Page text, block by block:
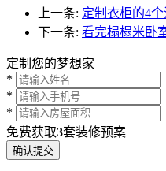
上一条: 定制衣柜的4
下一条: 看完榻榻米卧
定制您的梦想家
*
*
*
免费获取3套装修预案